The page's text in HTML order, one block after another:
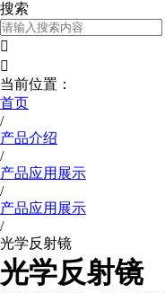
搜索


当前位置：
首页
/
产品介绍
/
产品应用展示
/
产品应用展示
/
光学反射镜
光学反射镜